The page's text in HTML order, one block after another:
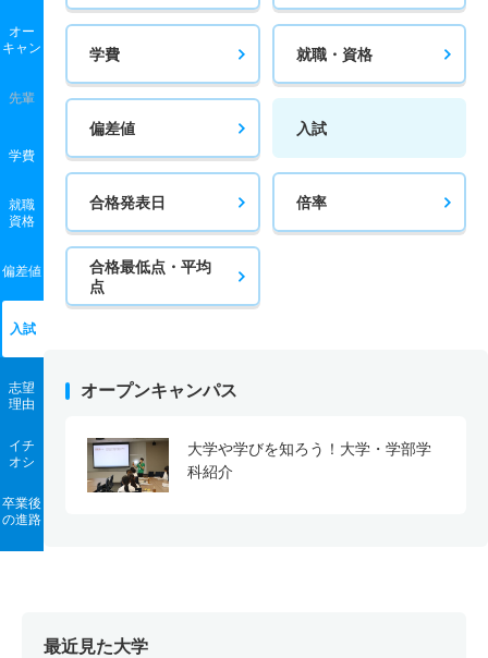
オー
キャン
先輩
学費
就職
資格
偏差値
入試
志望
理由
イチ
オシ
卒業後
の進路
学費 就職・資格
偏差値 入試
合格発表日 倍率
合格最低点・平均
点
オープンキャンパス
大学や学びを知ろう！大学・学部学
科紹介
最近見た大学